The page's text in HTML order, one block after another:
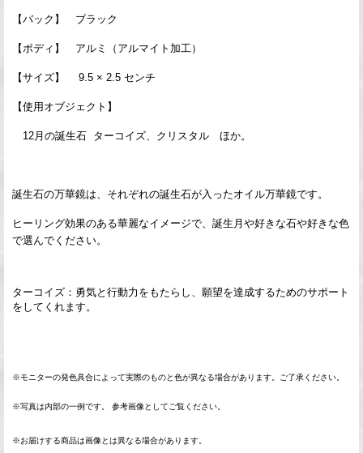
【バック】 ブラック
【ボディ】 アルミ（アルマイト加工）
【サイズ】 9.5 × 2.5 センチ
【使用オブジェクト】
12月の誕生石 ターコイズ、クリスタル ほか。
誕生石の万華鏡は、それぞれの誕生石が入ったオイル万華鏡です。
ヒーリング効果のある華麗なイメージで、誕生月や好きな石や好きな色
で選んでください。
ターコイズ：勇気と行動力をもたらし、願望を達成するためのサポート
をしてくれます。
※モニターの発色具合によって実際のものと色が異なる場合があります。ご了承ください。
※写真は内部の一例です。 参考画像としてご覧ください。
※お届けする商品は画像とは異なる場合があります。